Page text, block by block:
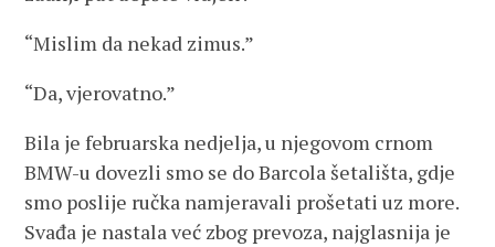
“Mislim da nekad zimus.”
“Da, vjerovatno.”
Bila je februarska nedjelja, u njegovom crnom
BMW-u dovezli smo se do Barcola šetališta, gdje
smo poslije ručka namjeravali prošetati uz more.
Svađa je nastala već zbog prevoza, najglasnija je